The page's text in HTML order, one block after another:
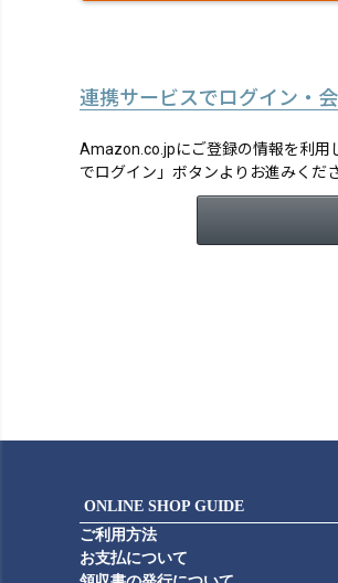
連携サービスでログイン・
Amazon.co.jpにご登録の情報を利用
でログイン」ボタンよりお進みくださ
ONLINE SHOP GUIDE
ご利用方法
お支払について